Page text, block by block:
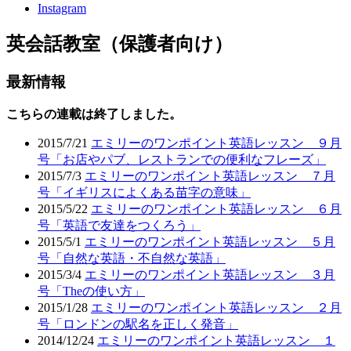
Instagram
英会話教室（保護者向け）
最新情報
こちらの連載は終了しました。
2015/7/21 エミリーのワンポイント英語レッスン ９月
号「お店やパブ、レストランでの便利なフレーズ」
2015/7/3 エミリーのワンポイント英語レッスン ７月
号「イギリスによくある苗字の意味」
2015/5/22 エミリーのワンポイント英語レッスン ６月
号「英語で友達をつくろう」
2015/5/1 エミリーのワンポイント英語レッスン ５月
号「自然な英語・不自然な英語」
2015/3/4 エミリーのワンポイント英語レッスン ３月
号「Theの使い方」
2015/1/28 エミリーのワンポイント英語レッスン ２月
号「ロンドンの駅名を正しく発音」
2014/12/24 エミリーのワンポイント英語レッスン １